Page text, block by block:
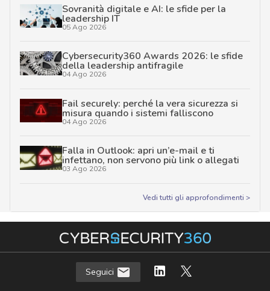
Sovranità digitale e AI: le sfide per la
leadership IT
05 Ago 2026
Cybersecurity360 Awards 2026: le sfide
della leadership antifragile
04 Ago 2026
Fail securely: perché la vera sicurezza si
misura quando i sistemi falliscono
04 Ago 2026
Falla in Outlook: apri un’e-mail e ti
infettano, non servono più link o allegati
03 Ago 2026
Vedi tutti gli approfondimenti >
Seguici